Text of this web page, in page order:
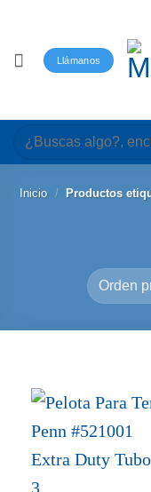
Llámanos
Buscar
por:
Inicio /
Productos